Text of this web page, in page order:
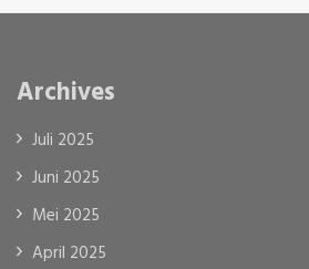
Archives
Juli 2025
Juni 2025
Mei 2025
April 2025